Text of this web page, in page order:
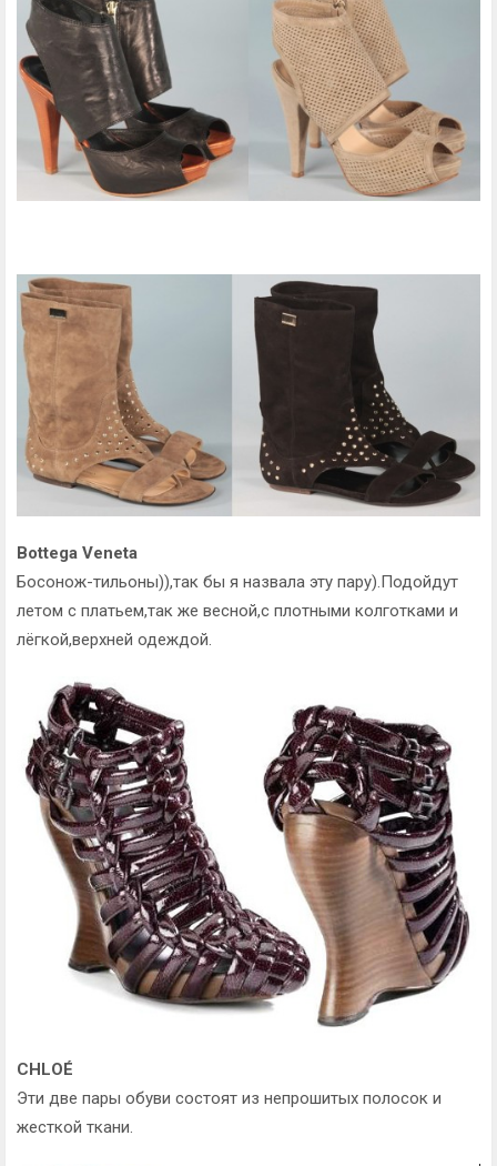
Bottega Veneta
Босонож-тильоны)),так бы я назвала эту пару).Подойдут
летом с платьем,так же весной,с плотными колготками и
лёгкой,верхней одеждой.
CHLOÉ
Эти две пары обуви состоят из непрошитых полосок и
жесткой ткани.